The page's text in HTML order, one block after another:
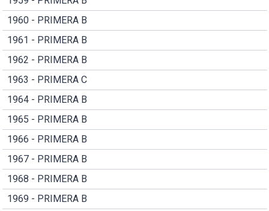
1960 - PRIMERA B
1961 - PRIMERA B
1962 - PRIMERA B
1963 - PRIMERA C
1964 - PRIMERA B
1965 - PRIMERA B
1966 - PRIMERA B
1967 - PRIMERA B
1968 - PRIMERA B
1969 - PRIMERA B